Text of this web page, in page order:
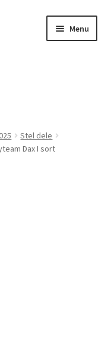
Menu
Stel dele
Dax I sort